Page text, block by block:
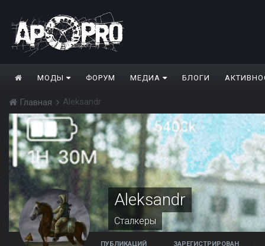
МОДЫ ФОРУМ МЕДИА БЛОГИ
Главная Aleksandr
Aleksandr
Сталкеры
ПУБЛИКАЦИЙ ЗАРЕГИСТРИРОВАН